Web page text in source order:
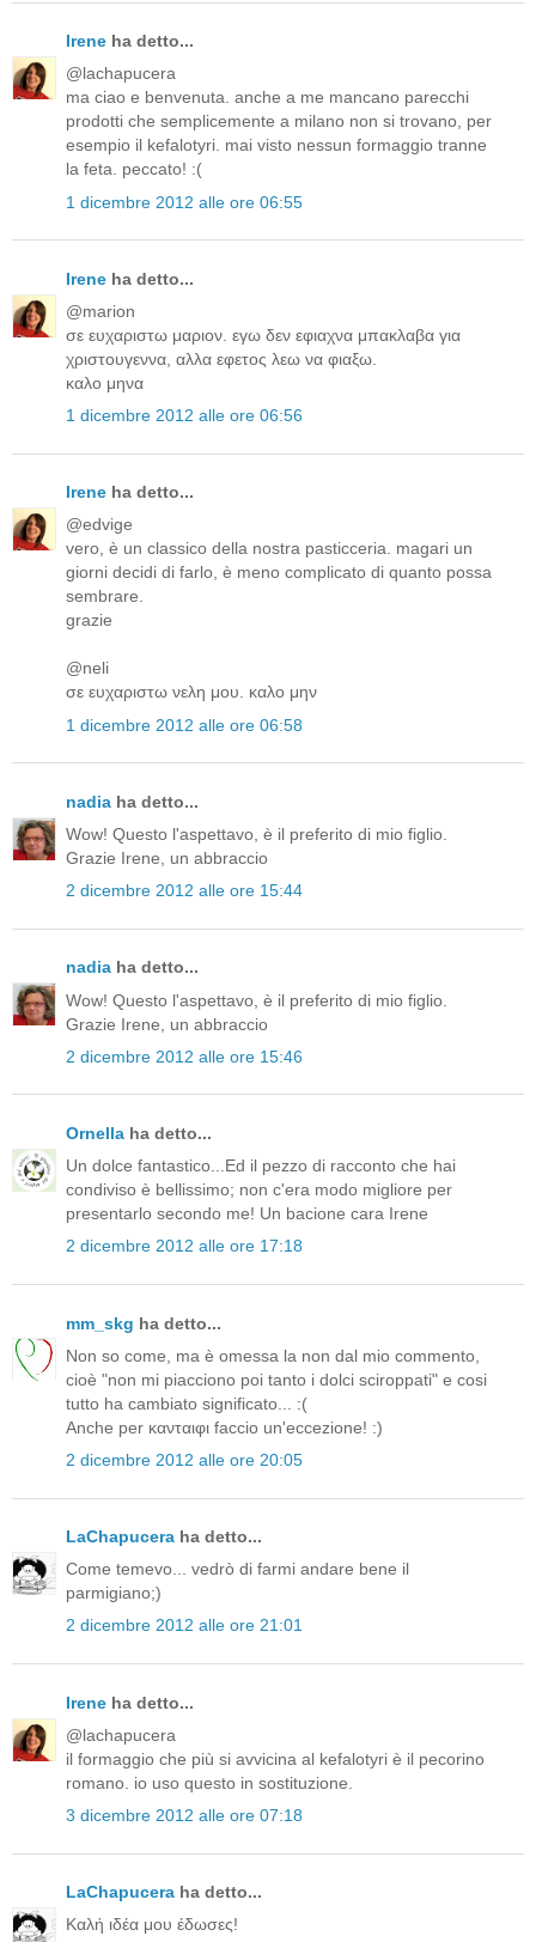
Irene ha detto...
@lachapucera
ma ciao e benvenuta. anche a me mancano parecchi
prodotti che semplicemente a milano non si trovano, per
esempio il kefalotyri. mai visto nessun formaggio tranne
la feta. peccato! :(
1 dicembre 2012 alle ore 06:55
Irene ha detto...
@marion
σε ευχαριστω μαριον. εγω δεν εφιαχνα μπακλαβα για
χριστουγεννα, αλλα εφετος λεω να φιαξω.
καλο μηνα
1 dicembre 2012 alle ore 06:56
Irene ha detto...
@edvige
vero, è un classico della nostra pasticceria. magari un
giorni decidi di farlo, è meno complicato di quanto possa
sembrare.
grazie
@neli
σε ευχαριστω νελη μου. καλο μην
1 dicembre 2012 alle ore 06:58
nadia ha detto...
Wow! Questo l'aspettavo, è il preferito di mio figlio.
Grazie Irene, un abbraccio
2 dicembre 2012 alle ore 15:44
nadia ha detto...
Wow! Questo l'aspettavo, è il preferito di mio figlio.
Grazie Irene, un abbraccio
2 dicembre 2012 alle ore 15:46
Ornella ha detto...
Un dolce fantastico...Ed il pezzo di racconto che hai
condiviso è bellissimo; non c'era modo migliore per
presentarlo secondo me! Un bacione cara Irene
2 dicembre 2012 alle ore 17:18
mm_skg ha detto...
Non so come, ma è omessa la non dal mio commento,
cioè "non mi piacciono poi tanto i dolci sciroppati" e cosi
tutto ha cambiato significato... :(
Anche per κανταιφι faccio un'eccezione! :)
2 dicembre 2012 alle ore 20:05
LaChapucera ha detto...
Come temevo... vedrò di farmi andare bene il
parmigiano;)
2 dicembre 2012 alle ore 21:01
Irene ha detto...
@lachapucera
il formaggio che più si avvicina al kefalotyri è il pecorino
romano. io uso questo in sostituzione.
3 dicembre 2012 alle ore 07:18
LaChapucera ha detto...
Καλή ιδέα μου έδωσες!